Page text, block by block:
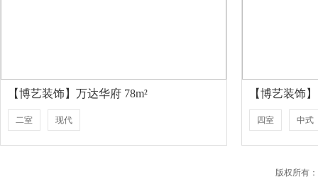
【博艺装饰】万达华府 78m²
二室 现代
【博艺装饰
四室 中式
版权所有